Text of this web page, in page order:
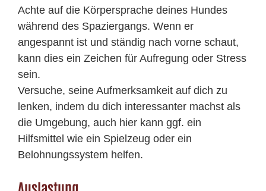
Achte auf die Körpersprache deines Hundes
während des Spaziergangs. Wenn er
angespannt ist und ständig nach vorne schaut,
kann dies ein Zeichen für Aufregung oder Stress
sein.
Versuche, seine Aufmerksamkeit auf dich zu
lenken, indem du dich interessanter machst als
die Umgebung, auch hier kann ggf. ein
Hilfsmittel wie ein Spielzeug oder ein
Belohnungssystem helfen.
Auslastung